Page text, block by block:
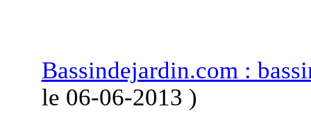
Bassindejardin.com :
le 06-06-2013 )